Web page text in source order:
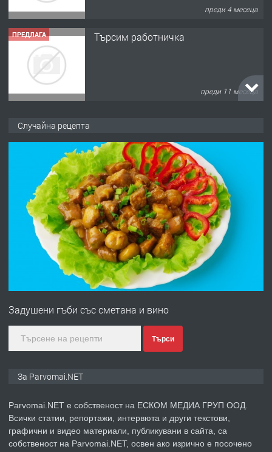
ПРЕДЛАГА
запазени матраци за спални.
Работа за общи работници
преди 1 година
ПРЕДЛАГА
Първи поход "По стъпките на Ангел
Войвода"
Монтажник на малки детайли за
медицинската индустрия
ПРЕДЛАГА Уроци по Математика
Случайна рецепта
Задушени гъби със сметана и вино
Търси
За Parvomai.NET
Parvomai.NET е собственост на ЕСКОМ МЕДИА ГРУП ООД.
Всички статии, репортажи, интервюта и други текстови,
графични и видео материали, публикувани в сайта, са
собственост на Parvomai.NET, освен ако изрично е посочено